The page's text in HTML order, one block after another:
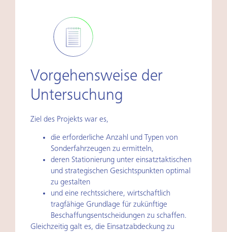
Vorgehensweise der
Untersuchung
Ziel des Projekts war es,
die erforderliche Anzahl und Typen von
Sonderfahrzeugen zu ermitteln,
deren Stationierung unter einsatztaktischen
und strategischen Gesichtspunkten optimal
zu gestalten
und eine rechtssichere, wirtschaftlich
tragfähige Grundlage für zukünftige
Beschaffungsentscheidungen zu schaffen.
Gleichzeitig galt es, die Einsatzabdeckung zu